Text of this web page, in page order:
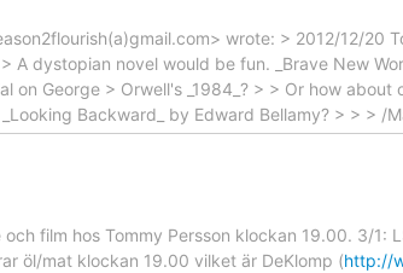
wrote: > 2012/12/20
A dystopian novel would be fun. _Brave New
on George > Orwell's _1984_? > > Or how about
Backward_ by Edward Bellamy? > > > /
film hos Tommy Persson klockan 19.00. 3/1:
öl/mat klockan 19.00 vilket är DeKlomp (http://